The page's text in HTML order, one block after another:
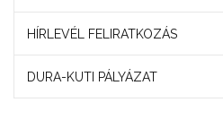
HÍRLEVÉL FELIRATKOZÁS
DURA-KUTI PÁLYÁZAT